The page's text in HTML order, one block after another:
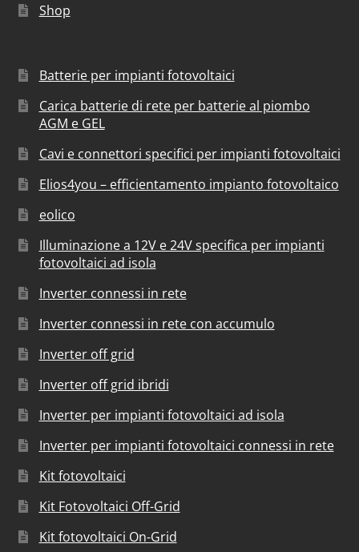
Shop
Batterie per impianti fotovoltaici
Carica batterie di rete per batterie al piombo
AGM e GEL
Cavi e connettori specifici per impianti fotovoltaici
Elios4you – efficientamento impianto fotovoltaico
eolico
Illuminazione a 12V e 24V specifica per impianti
fotovoltaici ad isola
Inverter connessi in rete
Inverter connessi in rete con accumulo
Inverter off grid
Inverter off grid ibridi
Inverter per impianti fotovoltaici ad isola
Inverter per impianti fotovoltaici connessi in rete
Kit fotovoltaici
Kit Fotovoltaici Off-Grid
Kit fotovoltaici On-Grid